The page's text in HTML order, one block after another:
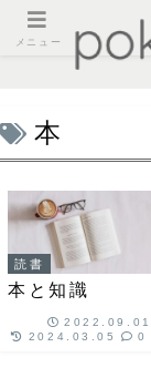
本
読書
本と知識
2022.09.01
2024.03.05
0
メニュー